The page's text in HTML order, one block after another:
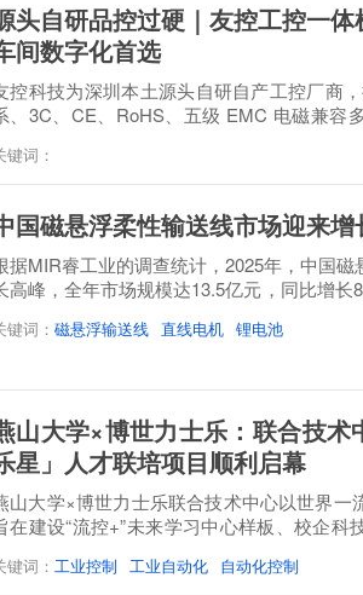
头自研品控过硬｜友控工控一
间数字化首选
控科技为深圳本土源头自研自产工控厂商
、3C、CE、RoHS、五级 EMC 电磁兼容
键词：
国磁悬浮柔性输送线市场迎来
据MIR睿工业的调查统计，2025年，中国
高峰，全年市场规模达13.5亿元，同比增长
键词： 磁悬浮输送线 直线电机 锂电池
山大学×博世力士乐：联合技术
星」人才联培项目顺利启幕
山大学×博世力士乐联合技术中心以世界一
在建设“流控+”未来学习中心样板、校企科
键词： 工业控制 工业自动化 自动化控制